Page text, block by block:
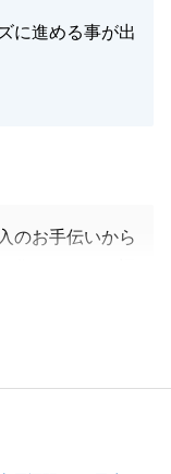
に進める事が出
のお手伝いから
困りごとがござ